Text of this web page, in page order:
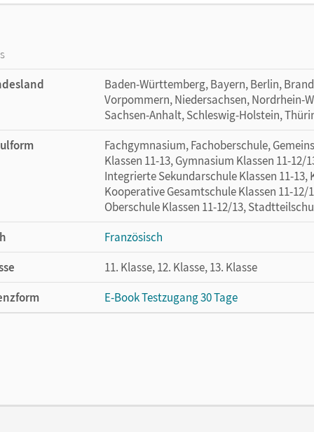
Baden-Württemberg, Bayern, Berlin,
Vorpommern, Niedersachsen, Nordrhein-
Sachsen-Anhalt, Schleswig-Holstein,
Fachgymnasium, Fachoberschule,
Klassen 11-13, Gymnasium Klassen 11-
Integrierte Sekundarschule Klassen 11-
Kooperative Gesamtschule Klassen 11-
Oberschule Klassen 11-12/13,
Französisch
11. Klasse, 12. Klasse, 13. Klasse
E-Book Testzugang 30 Tage